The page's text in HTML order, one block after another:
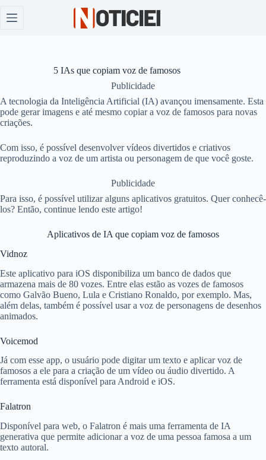
para
5 IAs que copiam voz de famosos
Publicidade
A tecnologia da Inteligência Artificial (IA) avançou imensamente. Esta
pode gerar imagens e até mesmo copiar a voz de famosos para novas
criações.
Com isso, é possível desenvolver vídeos divertidos e criativos
reproduzindo a voz de um artista ou personagem de que você goste.
Publicidade
Para isso, é possível utilizar alguns aplicativos gratuitos. Quer conhecê-
los? Então, continue lendo este artigo!
Aplicativos de IA que copiam voz de famosos
Vidnoz
Este aplicativo para iOS disponibiliza um banco de dados que
armazena mais de 80 vozes. Entre elas estão as vozes de famosos
como Galvão Bueno, Lula e Cristiano Ronaldo, por exemplo. Mas,
além delas, também é possível usar a voz de personagens de desenhos
animados.
Voicemod
Já com esse app, o usuário pode digitar um texto e aplicar voz de
famosos a ele para a criação de um vídeo ou áudio divertido. A
ferramenta está disponível para Android e iOS.
Falatron
Disponível para web, o Falatron é mais uma ferramenta de IA
generativa que permite adicionar a voz de uma pessoa famosa a um
texto autoral.